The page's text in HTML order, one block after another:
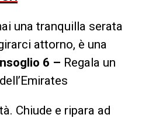
una tranquilla serata
attorno, è una
6 – Regala un
Chiude e ripara ad